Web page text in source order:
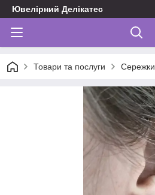
Ювелірний Делікатес
Товари та послуги Сережки